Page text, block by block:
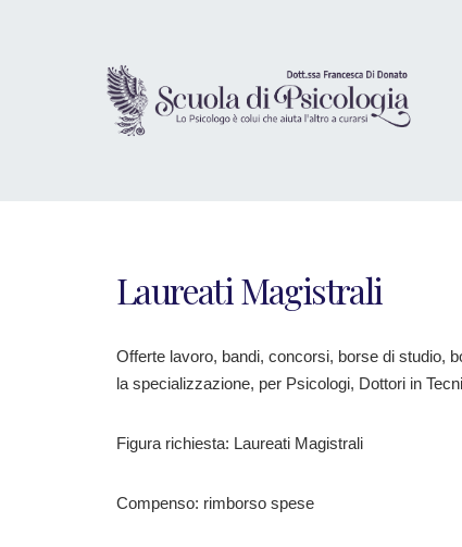
Laureati Magistrali
Offerte lavoro, bandi, concorsi, borse di studio,
la specializzazione, per Psicologi, Dottori in
Figura richiesta: Laureati Magistrali
Compenso: rimborso spese